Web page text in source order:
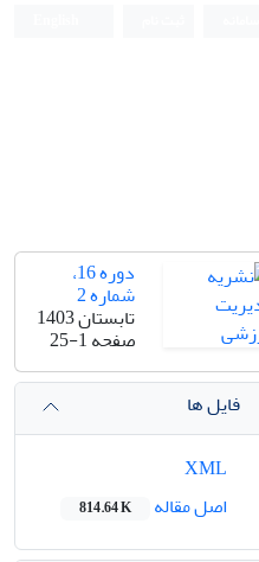
دوره 16،
شماره 2
تابستان 1403
صفحه25-1
فایل ها
اصل مقاله
814.64 K